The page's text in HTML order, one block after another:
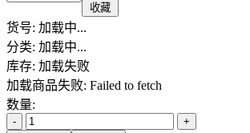
收藏
货号: 加载中...
分类: 加载中...
库存: 加载失败
加载商品失败: Failed to fetch
数量:
-
+